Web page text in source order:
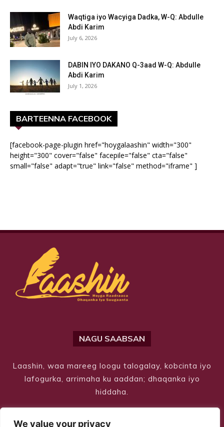
We value your privacy
Waqtiga iyo Wacyiga Dadka, W-Q: Abdulle
Abdi Karim
July 6, 2026
DABIN IYO DAKANO Q-3aad W-Q: Abdulle
Abdi Karim
July 1, 2026
BARTEENNA FACEBOOK
[facebook-page-plugin href="hoygalaashin" width="300"
height="300" cover="false" facepile="false" cta="false"
small="false" adapt="true" link="false" method="iframe" ]
NAGU SAABSAN
Laashin, waa mareeg loogu talogalay, kobcinta iyo
lafogurka, arrimaha ku aaddan; dhaqanka iyo
hiddaha.